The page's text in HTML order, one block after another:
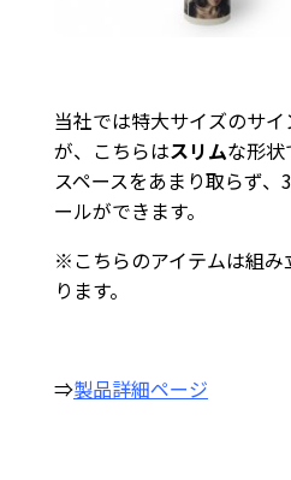
当社では特大サイズのサ
が、こちらはスリムな形状
スペースをあまり取らず
ールができます。
※こちらのアイテムは組み
ります。
⇒製品詳細ページ